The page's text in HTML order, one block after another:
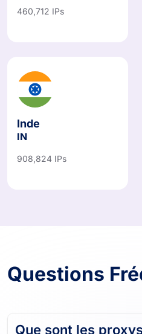
460,712 IPs
Inde
IN
908,824 IPs
Questions
Que sont les